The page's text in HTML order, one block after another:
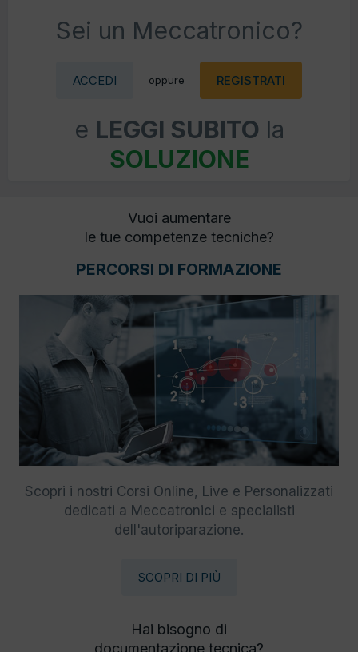
Sei un Meccatronico?
ACCEDI oppure REGISTRATI
e LEGGI SUBITO la
SOLUZIONE
Vuoi aumentare
le tue competenze tecniche?
PERCORSI DI FORMAZIONE
Scopri i nostri Corsi Online, Live e Personalizzati
dedicati a Meccatronici e specialisti
dell'autoriparazione.
SCOPRI DI PIÙ
Hai bisogno di
documentazione tecnica?